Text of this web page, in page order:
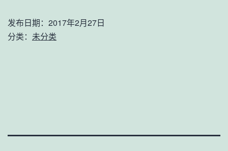
发布日期： 2017年2月27日
分类： 未分类